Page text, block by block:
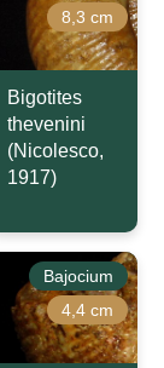
8,3 cm
Bigotites
thevenini
(Nicolesco,
1917)
Bajocium
4,4 cm